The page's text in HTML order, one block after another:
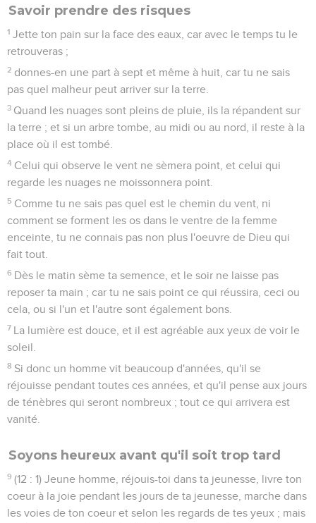
Savoir prendre des risques
1 Jette ton pain sur la face des eaux, car avec le temps tu le
retrouveras ;
2 donnes-en une part à sept et même à huit, car tu ne sais
pas quel malheur peut arriver sur la terre.
3 Quand les nuages sont pleins de pluie, ils la répandent sur
la terre ; et si un arbre tombe, au midi ou au nord, il reste à la
place où il est tombé.
4 Celui qui observe le vent ne sèmera point, et celui qui
regarde les nuages ne moissonnera point.
5 Comme tu ne sais pas quel est le chemin du vent, ni
comment se forment les os dans le ventre de la femme
enceinte, tu ne connais pas non plus l'oeuvre de Dieu qui
fait tout.
6 Dès le matin sème ta semence, et le soir ne laisse pas
reposer ta main ; car tu ne sais point ce qui réussira, ceci ou
cela, ou si l'un et l'autre sont également bons.
7 La lumière est douce, et il est agréable aux yeux de voir le
soleil.
8 Si donc un homme vit beaucoup d'années, qu'il se
réjouisse pendant toutes ces années, et qu'il pense aux jours
de ténèbres qui seront nombreux ; tout ce qui arrivera est
vanité.
Soyons heureux avant qu'il soit trop tard
9 (12 : 1) Jeune homme, réjouis-toi dans ta jeunesse, livre ton
coeur à la joie pendant les jours de ta jeunesse, marche dans
les voies de ton coeur et selon les regards de tes yeux ; mais